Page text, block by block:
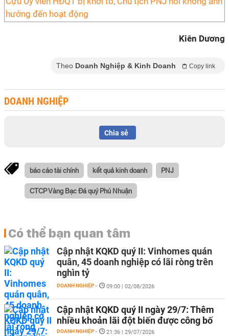
hưởng đến hoạt động
Kiên Dương
Theo Doanh Nghiệp & Kinh Doanh Copy link
DOANH NGHIỆP
Chia sẻ
báo cáo tài chính kết quả kinh doanh PNJ
CTCP Vàng Bạc Đá quý Phú Nhuận
Có thể bạn quan tâm
Cập nhật KQKD quý II: Vinhomes quán
quân, 45 doanh nghiệp có lãi ròng trên
nghìn tỷ
DOANH NGHIỆP - 09:00 | 02/08/2026
Cập nhật KQKD quý II ngày 29/7: Thêm
nhiều khoản lãi đột biến được công bố
DOANH NGHIỆP - 21:36 | 29/07/2026